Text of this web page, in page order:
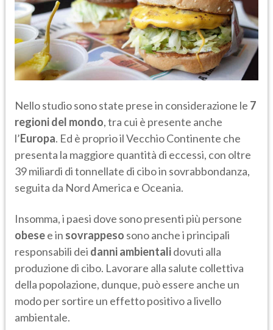
Nello studio sono state prese in considerazione le 7
regioni del mondo, tra cui è presente anche
l’Europa. Ed è proprio il Vecchio Continente che
presenta la maggiore quantità di eccessi, con oltre
39 miliardi di tonnellate di cibo in sovrabbondanza,
seguita da Nord America e Oceania.
Insomma, i paesi dove sono presenti più persone
obesee in sovrappeso sono anche i principali
responsabili dei danni ambientalidovuti alla
produzione di cibo. Lavorare alla salute collettiva
della popolazione, dunque, può essere anche un
modo per sortire un effetto positivo a livello
ambientale.